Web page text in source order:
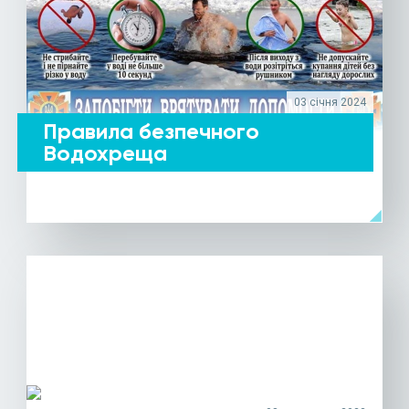
03 січня 2024
Правила безпечного
Водохреща
arrow_left